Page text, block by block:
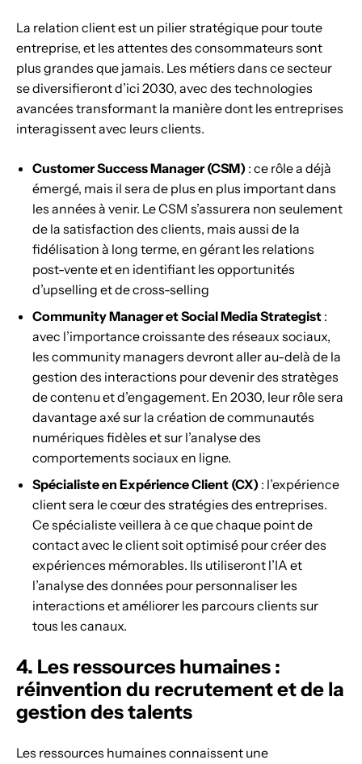
La relation client est un pilier stratégique pour toute
entreprise, et les attentes des consommateurs sont
plus grandes que jamais. Les métiers dans ce secteur
se diversifieront d’ici 2030, avec des technologies
avancées transformant la manière dont les entreprises
interagissent avec leurs clients.
Customer Success Manager (CSM) : ce rôle a déjà
émergé, mais il sera de plus en plus important dans
les années à venir. Le CSM s’assurera non seulement
de la satisfaction des clients, mais aussi de la
fidélisation à long terme, en gérant les relations
post-vente et en identifiant les opportunités
d’upselling et de cross-selling
Community Manager et Social Media Strategist :
avec l’importance croissante des réseaux sociaux,
les community managers devront aller au-delà de la
gestion des interactions pour devenir des stratèges
de contenu et d’engagement. En 2030, leur rôle sera
davantage axé sur la création de communautés
numériques fidèles et sur l’analyse des
comportements sociaux en ligne.
Spécialiste en Expérience Client (CX) : l’expérience
client sera le cœur des stratégies des entreprises.
Ce spécialiste veillera à ce que chaque point de
contact avec le client soit optimisé pour créer des
expériences mémorables. Ils utiliseront l’IA et
l’analyse des données pour personnaliser les
interactions et améliorer les parcours clients sur
tous les canaux.
4. Les ressources humaines :
réinvention du recrutement et de la
gestion des talents
Les ressources humaines connaissent une